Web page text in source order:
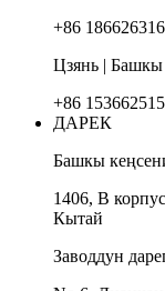
+86
Цзянь |
+86
ДАРЕК
Башкы
1406, В
Кытай
Заводдун